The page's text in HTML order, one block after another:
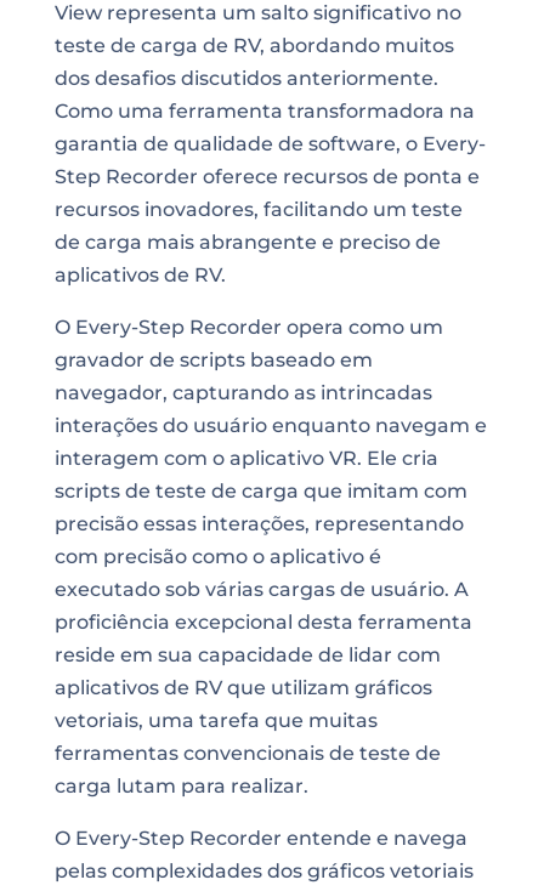
View representa um salto significativo no
teste de carga de RV, abordando muitos
dos desafios discutidos anteriormente.
Como uma ferramenta transformadora na
garantia de qualidade de software, o Every-
Step Recorder oferece recursos de ponta e
recursos inovadores, facilitando um teste
de carga mais abrangente e preciso de
aplicativos de RV.
O Every-Step Recorder opera como um
gravador de scripts baseado em
navegador, capturando as intrincadas
interações do usuário enquanto navegam e
interagem com o aplicativo VR. Ele cria
scripts de teste de carga que imitam com
precisão essas interações, representando
com precisão como o aplicativo é
executado sob várias cargas de usuário. A
proficiência excepcional desta ferramenta
reside em sua capacidade de lidar com
aplicativos de RV que utilizam gráficos
vetoriais, uma tarefa que muitas
ferramentas convencionais de teste de
carga lutam para realizar.
O Every-Step Recorder entende e navega
pelas complexidades dos gráficos vetoriais